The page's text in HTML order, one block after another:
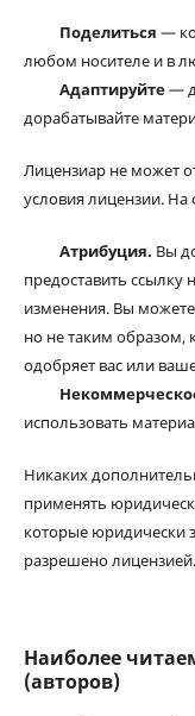
Поделиться —
любом носителе и в
Адаптируйте—
дорабатывайте
Лицензиар не может
условия лицензии.
Атрибуция. Вы
предоставить ссылку
изменения. Вы
но не таким образом,
одобряет вас или
использовать
Никаких
применять
которые юридически
разрешено лицензией.
Наиболее
(авторов)